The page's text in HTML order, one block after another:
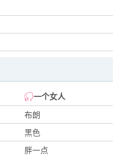
一个女人
布朗
黑色
胖一点